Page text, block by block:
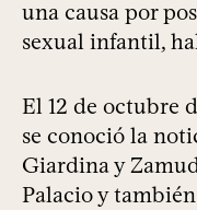
una causa por
sexual infantil,
El 12 de octubre
se conoció la
Giardina y
Palacio y